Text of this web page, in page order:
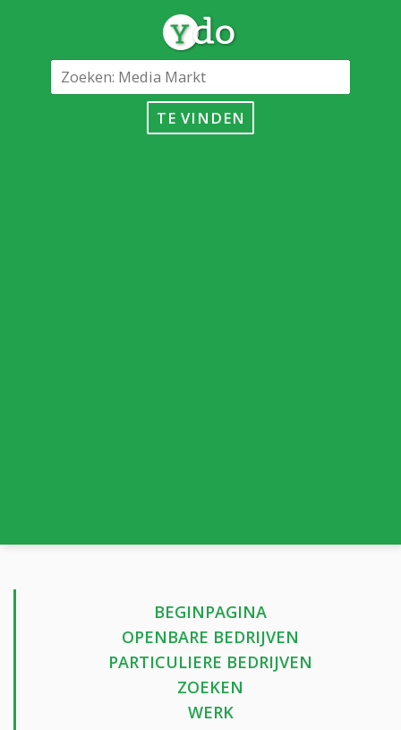
TE VINDEN
BEGINPAGINA
OPENBARE BEDRIJVEN
PARTICULIERE BEDRIJVEN
ZOEKEN
WERK